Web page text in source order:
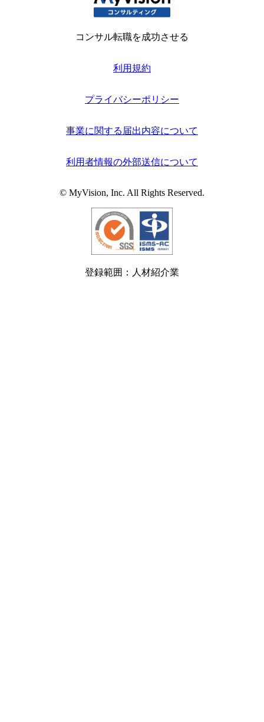
コンサル転職を成功させる
利用規約
プライバシーポリシー
事業に関する届出内容について
利用者情報の外部送信について
© MyVision, Inc. All Rights Reserved.
登録範囲：人材紹介業